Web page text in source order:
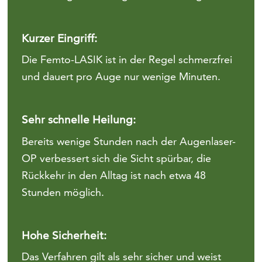
Kurzer Eingriff:
Die Femto-LASIK ist in der Regel schmerzfrei
und dauert pro Auge nur wenige Minuten.
Sehr schnelle Heilung:
Bereits wenige Stunden nach der Augenlaser-
OP verbessert sich die Sicht spürbar, die
Rückkehr in den Alltag ist nach etwa 48
Stunden möglich.
Hohe Sicherheit:
Das Verfahren gilt als sehr sicher und weist